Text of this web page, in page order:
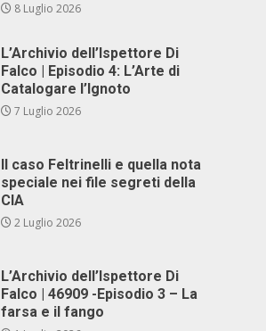
8 Luglio 2026
L’Archivio dell’Ispettore Di
Falco | Episodio 4: L’Arte di
Catalogare l’Ignoto
7 Luglio 2026
Il caso Feltrinelli e quella nota
speciale nei file segreti della
CIA
2 Luglio 2026
L’Archivio dell’Ispettore Di
Falco | 46909 -Episodio 3 – La
farsa e il fango